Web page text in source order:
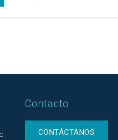
Contacto
CONTÁCTANOS